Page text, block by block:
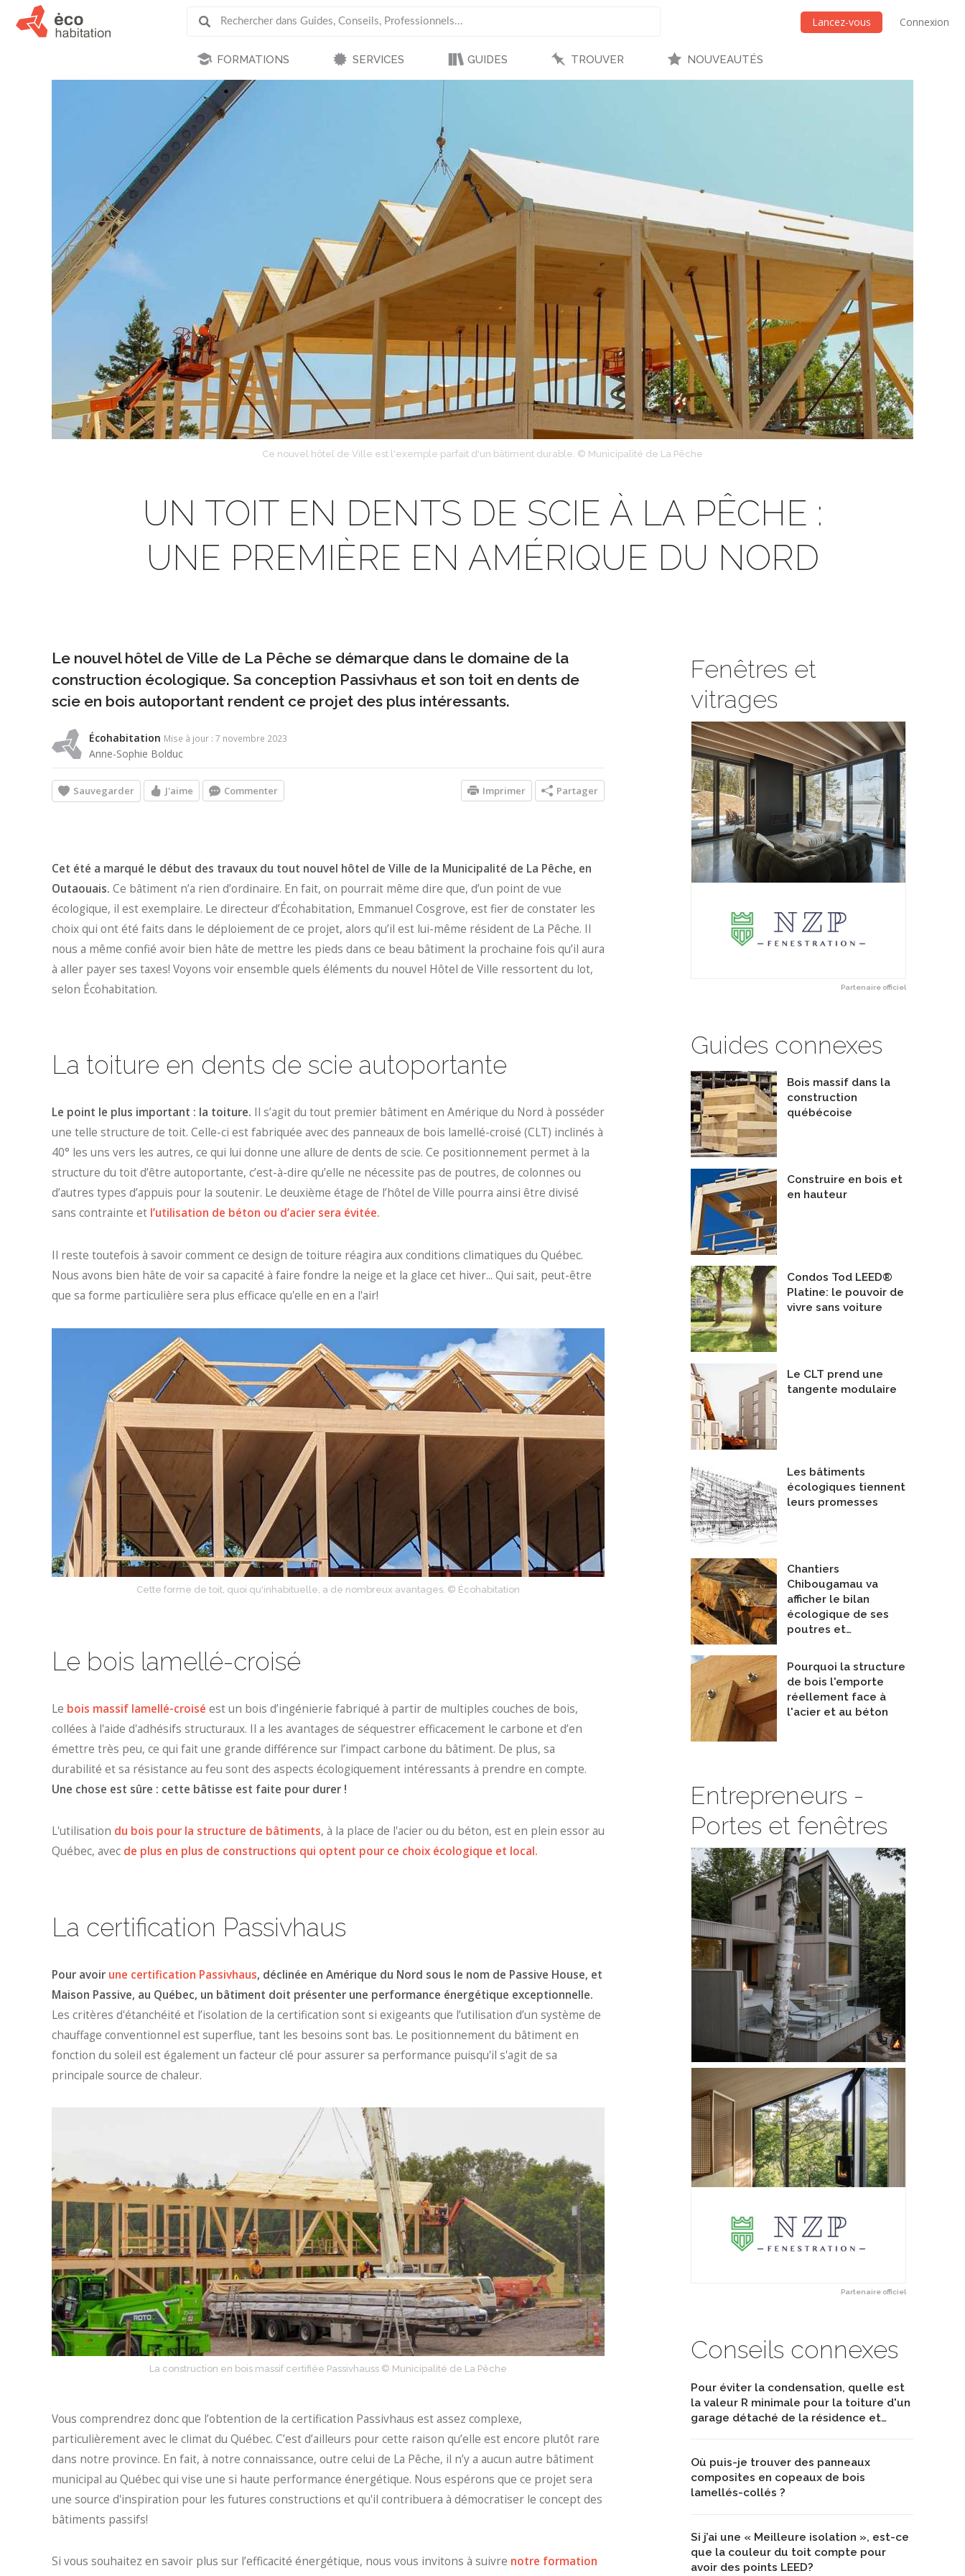
Lancez-vous Connexion
FORMATIONS SERVICES GUIDES TROUVER NOUVEAUTÉS
Ce nouvel hôtel de Ville est l'exemple parfait d'un bâtiment durable. © Municipalité de La Pêche
UN TOIT EN DENTS DE SCIE À LA PÊCHE :
UNE PREMIÈRE EN AMÉRIQUE DU NORD
Fenêtres et
vitrages
Partenaire officiel
Guides connexes
Bois massif dans la
construction
québécoise
Construire en bois et
en hauteur
Condos Tod LEED®
Platine: le pouvoir de
vivre sans voiture
Le CLT prend une
tangente modulaire
Les bâtiments
écologiques tiennent
leurs promesses
Chantiers
Chibougamau va
afficher le bilan
écologique de ses
poutres et…
Pourquoi la structure
de bois l'emporte
réellement face à
l'acier et au béton
Entrepreneurs -
Portes et fenêtres
Partenaire officiel
Conseils connexes
Pour éviter la condensation, quelle est
la valeur R minimale pour la toiture d'un
garage détaché de la résidence et…
Où puis-je trouver des panneaux
composites en copeaux de bois
lamellés-collés ?
Si j’ai une « Meilleure isolation », est-ce
que la couleur du toit compte pour
avoir des points LEED?
Le nouvel hôtel de Ville de La Pêche se démarque dans le domaine de la
construction écologique. Sa conception Passivhaus et son toit en dents de
scie en bois autoportant rendent ce projet des plus intéressants.
Écohabitation Mise à jour : 7 novembre 2023
Anne-Sophie Bolduc
Sauvegarder J'aime Commenter Partager
Imprimer
Cet été a marqué le début des travaux du tout nouvel hôtel de Ville de la Municipalité de La Pêche, en
Outaouais. Ce bâtiment n’a rien d’ordinaire. En fait, on pourrait même dire que, d’un point de vue
écologique, il est exemplaire. Le directeur d’Écohabitation, Emmanuel Cosgrove, est fier de constater les
choix qui ont été faits dans le déploiement de ce projet, alors qu’il est lui-même résident de La Pêche. Il
nous a même confié avoir bien hâte de mettre les pieds dans ce beau bâtiment la prochaine fois qu’il aura
à aller payer ses taxes! Voyons voir ensemble quels éléments du nouvel Hôtel de Ville ressortent du lot,
selon Écohabitation.
La toiture en dents de scie autoportante
Le point le plus important : la toiture. Il s’agit du tout premier bâtiment en Amérique du Nord à posséder
une telle structure de toit. Celle-ci est fabriquée avec des panneaux de bois lamellé-croisé (CLT) inclinés à
40° les uns vers les autres, ce qui lui donne une allure de dents de scie. Ce positionnement permet à la
structure du toit d’être autoportante, c’est-à-dire qu’elle ne nécessite pas de poutres, de colonnes ou
d’autres types d’appuis pour la soutenir. Le deuxième étage de l’hôtel de Ville pourra ainsi être divisé
sans contrainte et l’utilisation de béton ou d’acier sera évitée.
Il reste toutefois à savoir comment ce design de toiture réagira aux conditions climatiques du Québec.
Nous avons bien hâte de voir sa capacité à faire fondre la neige et la glace cet hiver... Qui sait, peut-être
que sa forme particulière sera plus efficace qu'elle en en a l'air!
Cette forme de toit, quoi qu'inhabituelle, a de nombreux avantages. © Écohabitation
Le bois lamellé-croisé
Le bois massif lamellé-croisé est un bois d’ingénierie fabriqué à partir de multiples couches de bois,
collées à l'aide d'adhésifs structuraux. Il a les avantages de séquestrer efficacement le carbone et d’en
émettre très peu, ce qui fait une grande différence sur l’impact carbone du bâtiment. De plus, sa
durabilité et sa résistance au feu sont des aspects écologiquement intéressants à prendre en compte.
Une chose est sûre : cette bâtisse est faite pour durer !
L'utilisation du bois pour la structure de bâtiments, à la place de l'acier ou du béton, est en plein essor au
Québec, avec de plus en plus de constructions qui optent pour ce choix écologique et local.
La certification Passivhaus
Pour avoir une certification Passivhaus, déclinée en Amérique du Nord sous le nom de Passive House, et
Maison Passive, au Québec, un bâtiment doit présenter une performance énergétique exceptionnelle.
Les critères d'étanchéité et l’isolation de la certification sont si exigeants que l’utilisation d’un système de
chauffage conventionnel est superflue, tant les besoins sont bas. Le positionnement du bâtiment en
fonction du soleil est également un facteur clé pour assurer sa performance puisqu'il s'agit de sa
principale source de chaleur.
La construction en bois massif certifiée Passivhauss © Municipalité de La Pêche
Vous comprendrez donc que l’obtention de la certification Passivhaus est assez complexe,
particulièrement avec le climat du Québec. C’est d’ailleurs pour cette raison qu’elle est encore plutôt rare
dans notre province. En fait, à notre connaissance, outre celui de La Pêche, il n’y a aucun autre bâtiment
municipal au Québec qui vise une si haute performance énergétique. Nous espérons que ce projet sera
une source d'inspiration pour les futures constructions et qu'il contribuera à démocratiser le concept des
bâtiments passifs!
Si vous souhaitez en savoir plus sur l’efficacité énergétique, nous vous invitons à suivre notre formation